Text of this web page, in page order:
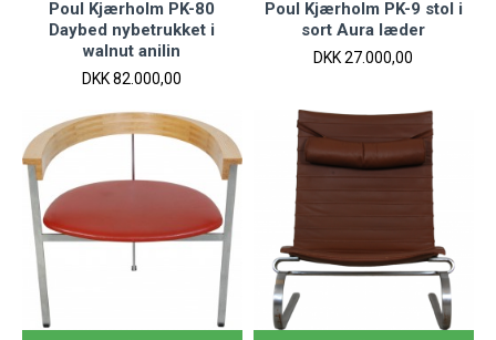
Poul Kjærholm PK-80
Daybed nybetrukket i
walnut anilin
DKK 82.000,00
Poul Kjærholm PK-9 stol i
sort Aura læder
DKK 27.000,00